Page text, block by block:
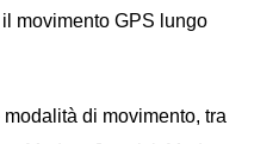
movimento GPS lungo
modalità di movimento, tra